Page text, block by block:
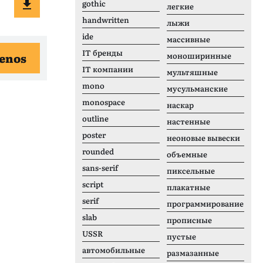
gothic
handwritten
ide
IT бренды
IT компании
mono
monospace
outline
poster
rounded
sans-serif
script
serif
slab
USSR
автомобильные
легкие
лыжи
массивные
моноширинные
мультяшные
мусульманские
наскар
настенные
неоновые вывески
объемные
пиксельные
плакатные
программирование
прописные
пустые
размазанные